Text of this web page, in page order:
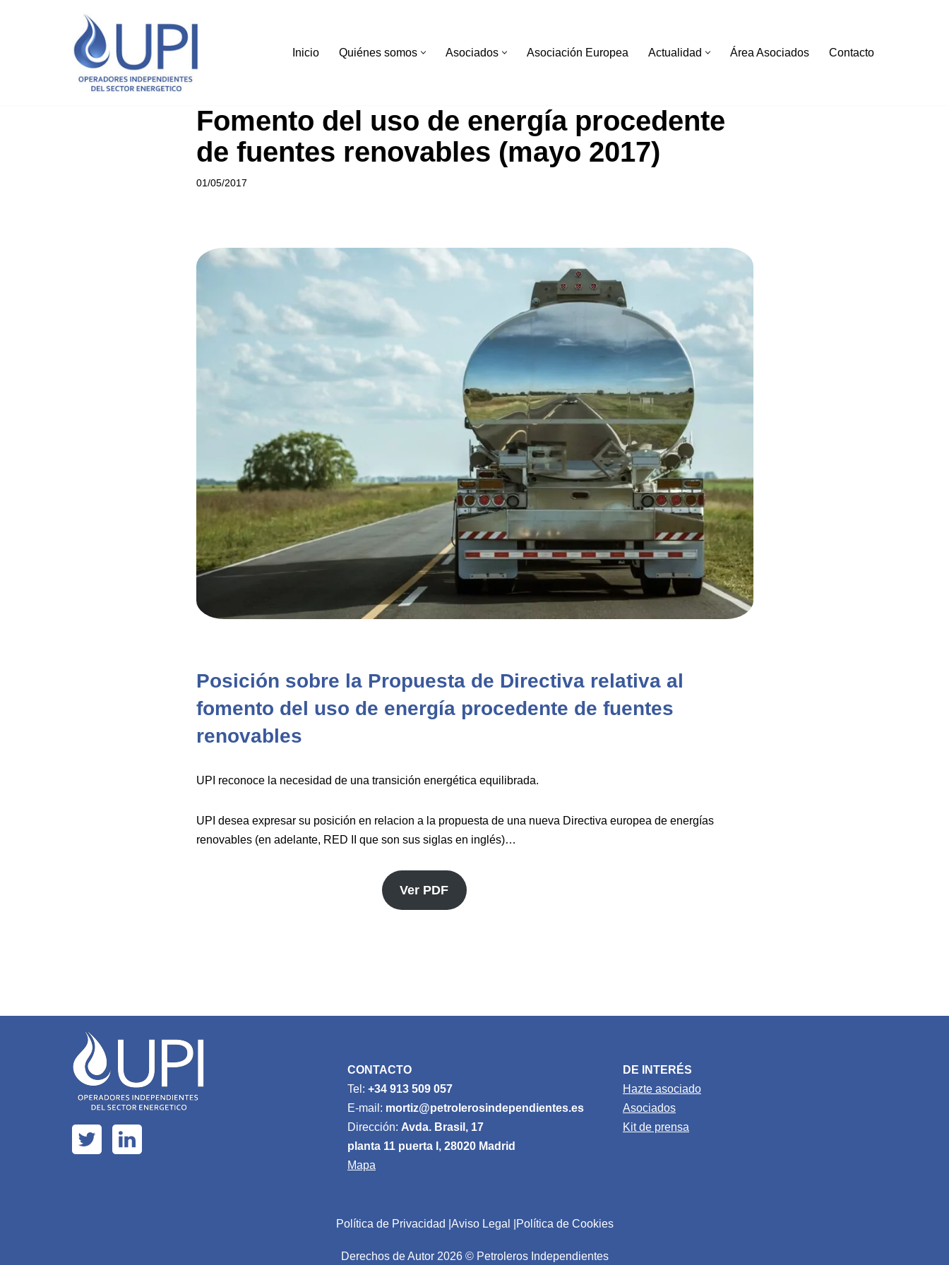
Inicio Quiénes somos Asociados Asociación Europea Actualidad Área Asociados Contacto
Fomento del uso de energía procedente
de fuentes renovables (mayo 2017)
01/05/2017
Posición sobre la Propuesta de Directiva relativa al
fomento del uso de energía procedente de fuentes
renovables
UPI reconoce la necesidad de una transición energética equilibrada.
UPI desea expresar su posición en relacion a la propuesta de una nueva Directiva europea de energías
renovables (en adelante, RED II que son sus siglas en inglés)…
Ver PDF
CONTACTO
Tel: +34 913 509 057
E-mail: mortiz@petrolerosindependientes.es
Dirección: Avda. Brasil, 17
planta 11 puerta I, 28020 Madrid
Mapa
DE INTERÉS
Hazte asociado
Asociados
Kit de prensa
Política de Privacidad Aviso Legal Política de Cookies
Derechos de Autor 2026 © Petroleros Independientes